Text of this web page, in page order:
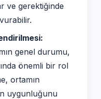
ve gerektiğinde
genel durumu,
önemli bir rol
ortamın
uygunluğunu